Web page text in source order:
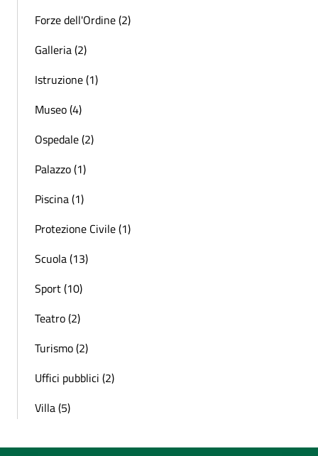
Forze dell'Ordine (2)
Galleria (2)
Istruzione (1)
Museo (4)
Ospedale (2)
Palazzo (1)
Piscina (1)
Protezione Civile (1)
Scuola (13)
Sport (10)
Teatro (2)
Turismo (2)
Uffici pubblici (2)
Villa (5)